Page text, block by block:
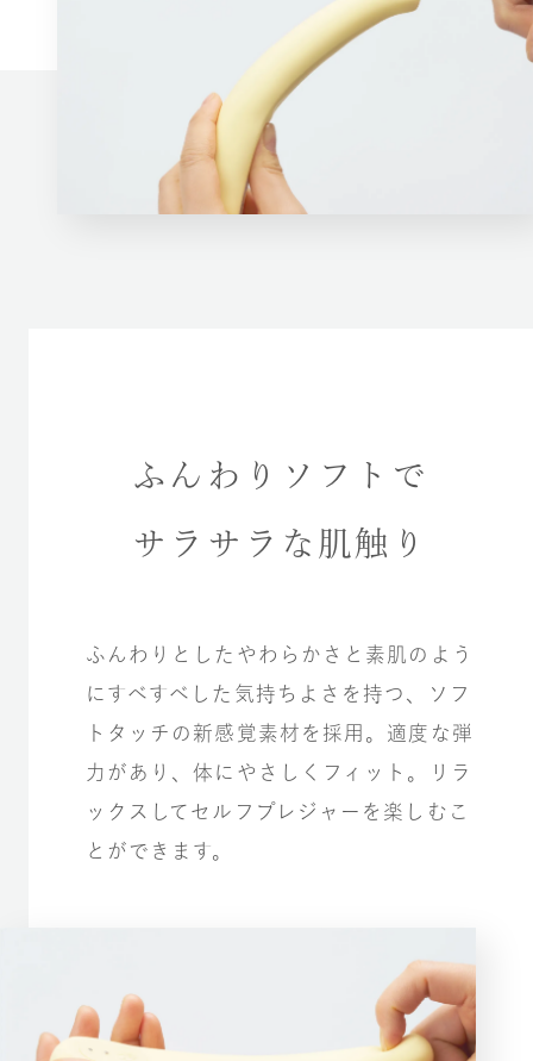
ふんわりソフトで
サラサラな肌触り
ふんわりとしたやわらかさと素肌のよう
にすべすべした気持ちよさを持つ、ソフ
トタッチの新感覚素材を採用。適度な弾
力があり、体にやさしくフィット。リラ
ックスしてセルフプレジャーを楽しむこ
とができます。